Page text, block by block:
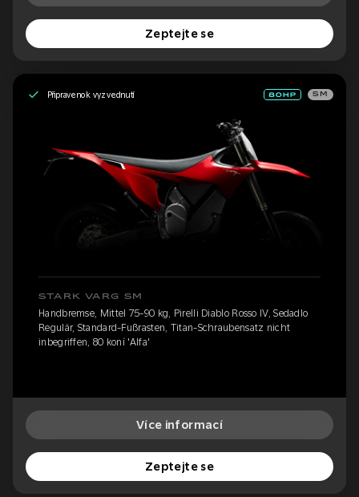
Zeptejte se
Připraveno k vyzvednutí SM
STARK VARG SM
Handbremse, Mittel 75-90 kg, Pirelli Diablo Rosso IV, Sedadlo
Regulär, Standard-Fußrasten, Titan-Schraubensatz nicht
inbegriffen, 80 koní 'Alfa'
Více informací
Zeptejte se